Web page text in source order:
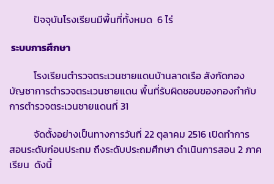
ปัจจุบันโรงเรียนมีพื้นที่ทั้งหมด 6 ไร่
ระบบการศึกษา
โรงเรียนตำรวจตระเวนชายแดนบ้านลาดเรือ สังกัดกอง
บัญชาการตำรวจตระเวนชายแดน พื้นที่รับผิดชอบของกองกำกับ
การตำรวจตระเวนชายแดนที่ 31
จัดตั้งอย่างเป็นทางการวันที่ 22 ตุลาคม 2516 เปิดทำการ
สอนระดับก่อนประถม ถึงระดับประถมศึกษา ดำเนินการสอน 2 ภาค
เรียน ดังนี้